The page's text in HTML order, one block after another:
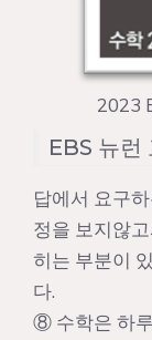
2023
EBS 뉴런
답에서 요구
정을 보지않
히는 부분이
다.
⑧ 수학은 하